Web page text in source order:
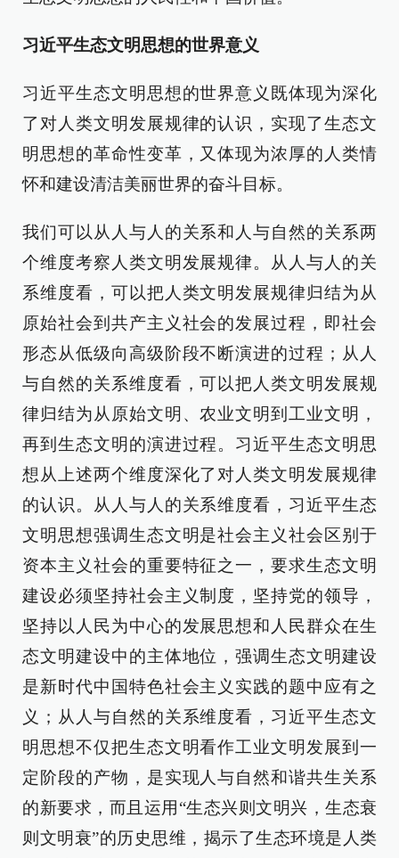
习近平生态文明思想的世界意义
习近平生态文明思想的世界意义既体现为深化
了对人类文明发展规律的认识，实现了生态文
明思想的革命性变革，又体现为浓厚的人类情
怀和建设清洁美丽世界的奋斗目标。
我们可以从人与人的关系和人与自然的关系两
个维度考察人类文明发展规律。从人与人的关
系维度看，可以把人类文明发展规律归结为从
原始社会到共产主义社会的发展过程，即社会
形态从低级向高级阶段不断演进的过程；从人
与自然的关系维度看，可以把人类文明发展规
律归结为从原始文明、农业文明到工业文明，
再到生态文明的演进过程。习近平生态文明思
想从上述两个维度深化了对人类文明发展规律
的认识。从人与人的关系维度看，习近平生态
文明思想强调生态文明是社会主义社会区别于
资本主义社会的重要特征之一，要求生态文明
建设必须坚持社会主义制度，坚持党的领导，
坚持以人民为中心的发展思想和人民群众在生
态文明建设中的主体地位，强调生态文明建设
是新时代中国特色社会主义实践的题中应有之
义；从人与自然的关系维度看，习近平生态文
明思想不仅把生态文明看作工业文明发展到一
定阶段的产物，是实现人与自然和谐共生关系
的新要求，而且运用“生态兴则文明兴，生态衰
则文明衰”的历史思维，揭示了生态环境是人类